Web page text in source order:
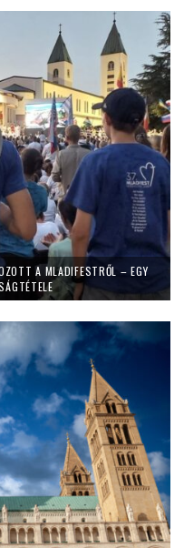
A MLADIFESTRŐL – EGY